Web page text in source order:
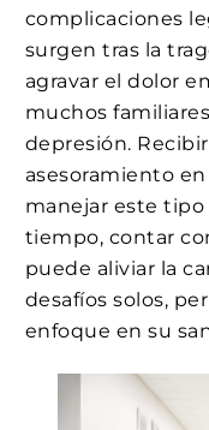
complicaciones
surgen tras la
agravar el dolor
muchos
depresión.
asesoramiento
manejar este
tiempo, contar
puede aliviar la
desafíos solos,
enfoque en su